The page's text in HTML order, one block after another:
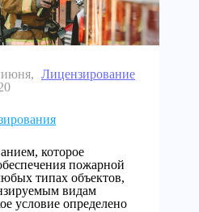
июня, Лицензирование
которое
пожарной
типах объектов,
видам
условие определено